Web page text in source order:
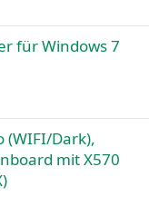
für Windows 7
(WIFI/Dark),
mit X570